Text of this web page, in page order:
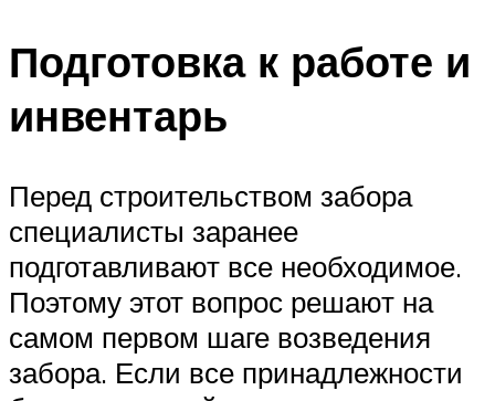
Подготовка к работе и
инвентарь
Перед строительством забора
специалисты заранее
подготавливают все необходимое.
Поэтому этот вопрос решают на
самом первом шаге возведения
забора. Если все принадлежности